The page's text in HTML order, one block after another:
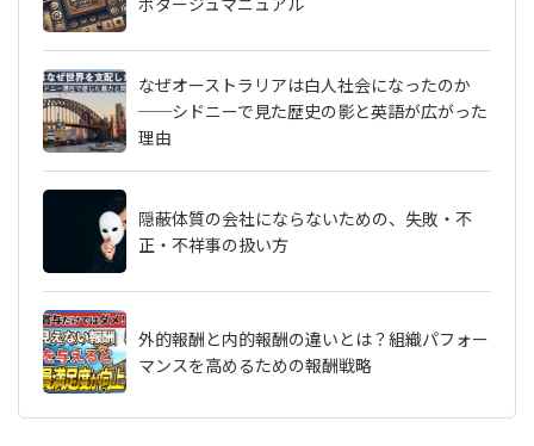
なぜオーストラリアは白人社会になったのか
──シドニーで見た歴史の影と英語が広がった
理由
隠蔽体質の会社にならないための、失敗・不
正・不祥事の扱い方
外的報酬と内的報酬の違いとは？組織パフォー
マンスを高めるための報酬戦略